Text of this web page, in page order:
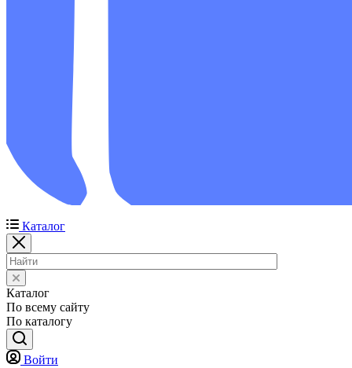
Каталог
Каталог
По всему сайту
По каталогу
Войти